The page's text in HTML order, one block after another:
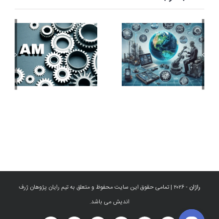
راژان -
۲۰۲۶ | تمامی حقوق این سایت محفوظ و متعلق به تیم رایان پژوهان ژرف
اندیش می باشد.